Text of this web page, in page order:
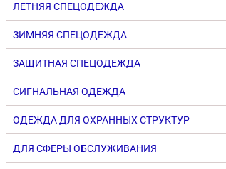
ЛЕТНЯЯ СПЕЦОДЕЖДА
ЗИМНЯЯ СПЕЦОДЕЖДА
ЗАЩИТНАЯ СПЕЦОДЕЖДА
СИГНАЛЬНАЯ ОДЕЖДА
ОДЕЖДА ДЛЯ ОХРАННЫХ СТРУКТУР
ДЛЯ СФЕРЫ ОБСЛУЖИВАНИЯ